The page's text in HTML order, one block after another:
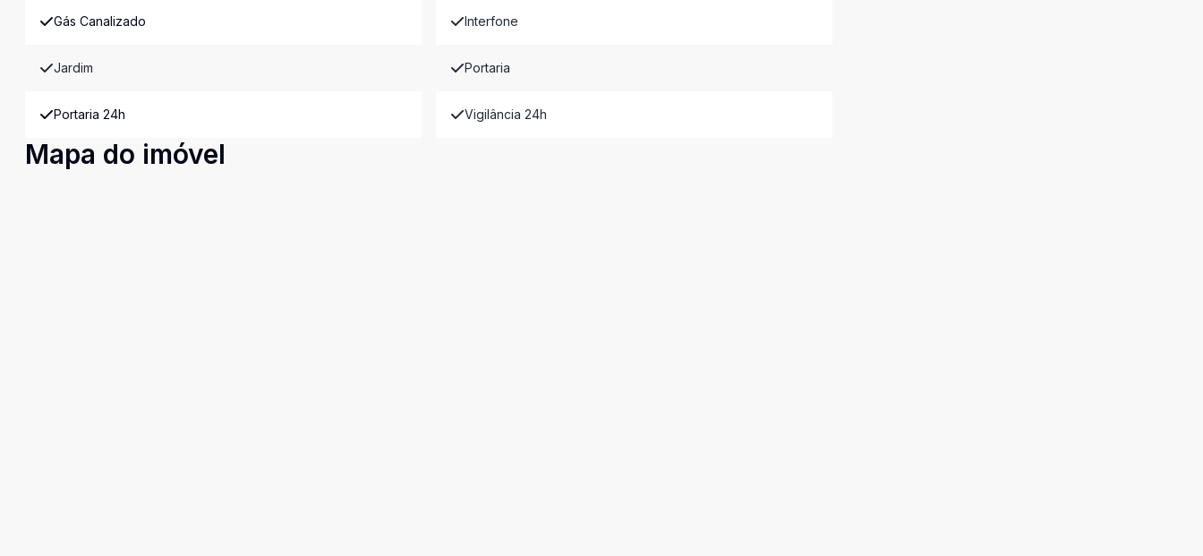
Gás Canalizado Interfone
Jardim Portaria
Portaria 24h Vigilância 24h
Mapa do imóvel